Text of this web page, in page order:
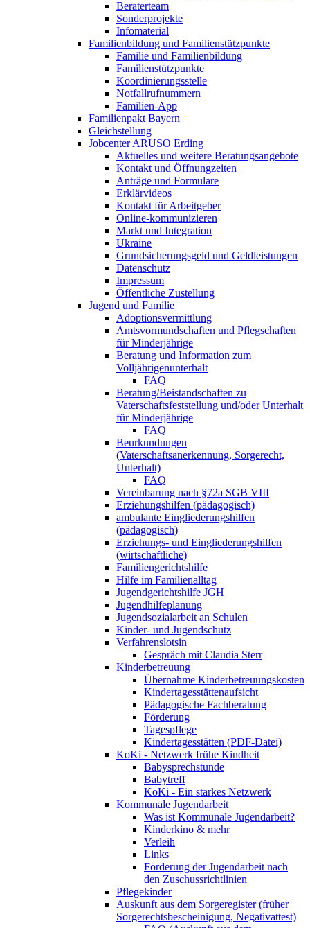
Beraterteam
Sonderprojekte
Infomaterial
Familienbildung und Familienstützpunkte
Familie und Familienbildung
Familienstützpunkte
Koordinierungsstelle
Notfallrufnummern
Familien-App
Familienpakt Bayern
Gleichstellung
Jobcenter ARUSO Erding
Aktuelles und weitere Beratungsangebote
Kontakt und Öffnungzeiten
Anträge und Formulare
Erklärvideos
Kontakt für Arbeitgeber
Online-kommunizieren
Markt und Integration
Ukraine
Grundsicherungsgeld und Geldleistungen
Datenschutz
Impressum
Öffentliche Zustellung
Jugend und Familie
Adoptionsvermittlung
Amtsvormundschaften und Pflegschaften
für Minderjährige
Beratung und Information zum
Volljährigenunterhalt
FAQ
Beratung/Beistandschaften zu
Vaterschaftsfeststellung und/oder Unterhalt
für Minderjährige
FAQ
Beurkundungen
(Vaterschaftsanerkennung, Sorgerecht,
Unterhalt)
FAQ
Vereinbarung nach §72a SGB VIII
Erziehungshilfen (pädagogisch)
ambulante Eingliederungshilfen
(pädagogisch)
Erziehungs- und Eingliederungshilfen
(wirtschaftliche)
Familiengerichtshilfe
Hilfe im Familienalltag
Jugendgerichtshilfe JGH
Jugendhilfeplanung
Jugendsozialarbeit an Schulen
Kinder- und Jugendschutz
Verfahrenslotsin
Gespräch mit Claudia Sterr
Kinderbetreuung
Übernahme Kinderbetreuungskosten
Kindertagesstättenaufsicht
Pädagogische Fachberatung
Förderung
Tagespflege
Kindertagesstätten (PDF-Datei)
KoKi - Netzwerk frühe Kindheit
Babysprechstunde
Babytreff
KoKi - Ein starkes Netzwerk
Kommunale Jugendarbeit
Was ist Kommunale Jugendarbeit?
Kinderkino & mehr
Verleih
Links
Förderung der Jugendarbeit nach
den Zuschussrichtlinien
Pflegekinder
Auskunft aus dem Sorgeregister (früher
Sorgerechtsbescheinigung, Negativattest)